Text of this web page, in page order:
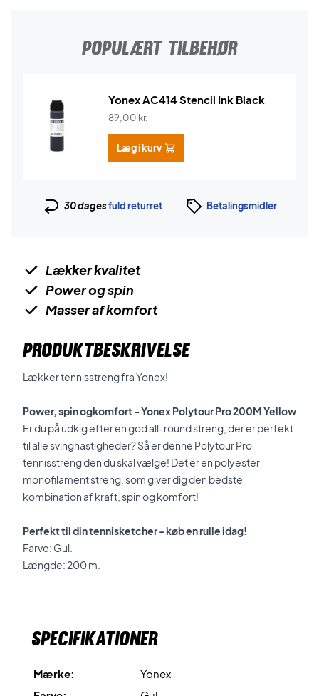
POPULÆRT TILBEHØR
Yonex AC414 Stencil Ink Black
89,00 kr.
Læg i kurv
30 dagesfuld returret Betalingsmidler
Lækker kvalitet
Power og spin
Masser af komfort
PRODUKTBESKRIVELSE
Lækker tennisstreng fra Yonex!
Power, spin ogkomfort - Yonex Polytour Pro 200M Yellow
Er du på udkig efter en god all-round streng, der er perfekt
til alle svinghastigheder? Så er denne Polytour Pro
tennisstreng den du skal vælge! Det er en polyester
monofilament streng, som giver dig den bedste
kombination af kraft, spin og komfort!
Perfekt til din tennisketcher - køb en rulle idag!
Farve: Gul.
Længde: 200 m.
Specifikationer
Mærke:
Yonex